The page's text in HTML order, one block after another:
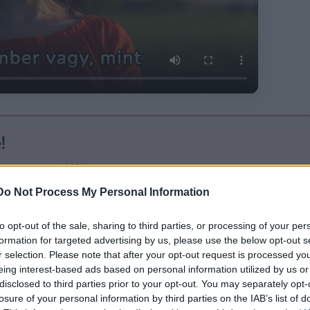
Not Process My Personal Information
opt-out of the sale, sharing to third parties, or processing of your
for targeted advertising by us, please use the below opt-out
selection. Please note that after your opt-out request is processed
interest-based ads based on personal information utilized by us
to third parties prior to your opt-out. You may separately
of your personal information by third parties on the IAB’s list of
a postaládádba, ingyen.
Azadatkezelési tájékoztatót megismertem. A hozzájárulásom bármikor